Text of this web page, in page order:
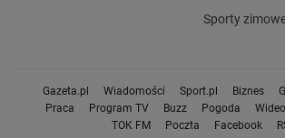
Sporty
Gazeta.pl Wiadomości Sport.pl Biznes
Praca
Program TV Buzz Pogoda Wideo
TOK FM
Poczta Facebook